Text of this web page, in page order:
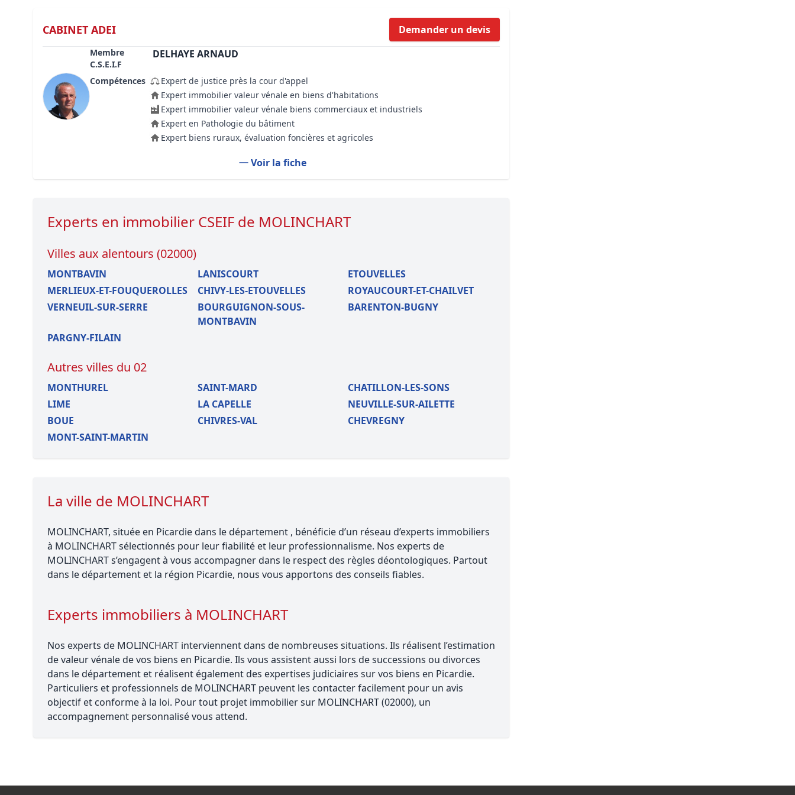
Formation règles d’urbanisme
CABINET ADEI Demander un devis
Membre
C.S.E.I.F
DELHAYE ARNAUD
Compétences
Expert de justice près la cour d'appel
Expert immobilier valeur vénale en biens d'habitations
Expert immobilier valeur vénale biens commerciaux et industriels
Expert en Pathologie du bâtiment
Expert biens ruraux, évaluation foncières et agricoles
Voir la fiche
Experts en immobilier CSEIF de MOLINCHART
Villes aux alentours (02000)
MONTBAVIN LANISCOURT
ETOUVELLES
MERLIEUX-ET-FOUQUEROLLES
CHIVY-LES-ETOUVELLES
ROYAUCOURT-ET-CHAILVET
VERNEUIL-SUR-SERRE
BOURGUIGNON-SOUS-
MONTBAVIN
BARENTON-BUGNY
PARGNY-FILAIN
Autres villes du 02
MONTHUREL SAINT-MARD
CHATILLON-LES-SONS
LIME
LA CAPELLE
NEUVILLE-SUR-AILETTE
BOUE
CHIVRES-VAL
CHEVREGNY
MONT-SAINT-MARTIN
La ville de MOLINCHART
MOLINCHART, située en Picardie dans le département , bénéficie d’un réseau d’experts immobiliers
à MOLINCHART sélectionnés pour leur fiabilité et leur professionnalisme. Nos experts de
MOLINCHART s’engagent à vous accompagner dans le respect des règles déontologiques. Partout
dans le département et la région Picardie, nous vous apportons des conseils fiables.
Experts immobiliers à MOLINCHART
Nos experts de MOLINCHART interviennent dans de nombreuses situations. Ils réalisent l’estimation
de valeur vénale de vos biens en Picardie. Ils vous assistent aussi lors de successions ou divorces
dans le département et réalisent également des expertises judiciaires sur vos biens en Picardie.
Particuliers et professionnels de MOLINCHART peuvent les contacter facilement pour un avis
objectif et conforme à la loi. Pour tout projet immobilier sur MOLINCHART (02000), un
accompagnement personnalisé vous attend.